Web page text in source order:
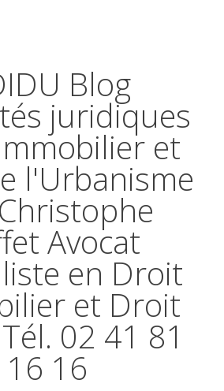
Blog
juridiques
et
l'Urbanisme
Avocat
en Droit
et Droit
02 41 81
16 16